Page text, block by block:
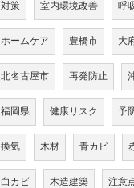
対策 室内環境改善 呼
ホームケア 豊橋市 大
北名古屋市 再発防止
福岡県 健康リスク 予
換気 木材 青カビ
白カビ 木造建築 注意